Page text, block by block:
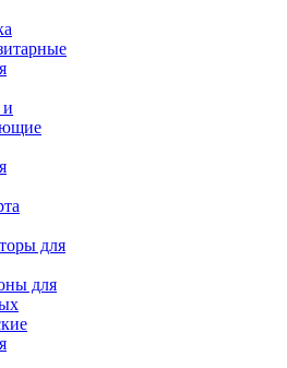
и
для
для